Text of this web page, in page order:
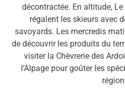
décontractée. En altitude,
régalent les skieurs avec
savoyards. Les mercredis
de découvrir les produits du
visiter la Chèvrerie des
l’Alpage pour goûter les